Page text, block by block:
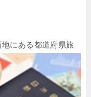
地にある都道府県旅